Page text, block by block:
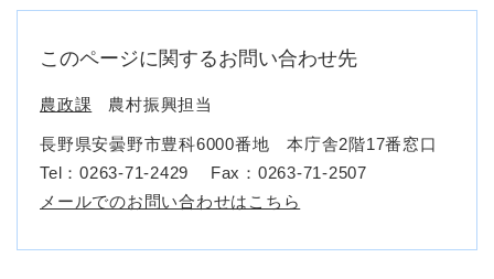
このページに関するお問い合わせ先
農政課 農村振興担当
長野県安曇野市豊科6000番地 本庁舎2階17番窓口
Tel：0263-71-2429
Fax：0263-71-2507
メールでのお問い合わせはこちら